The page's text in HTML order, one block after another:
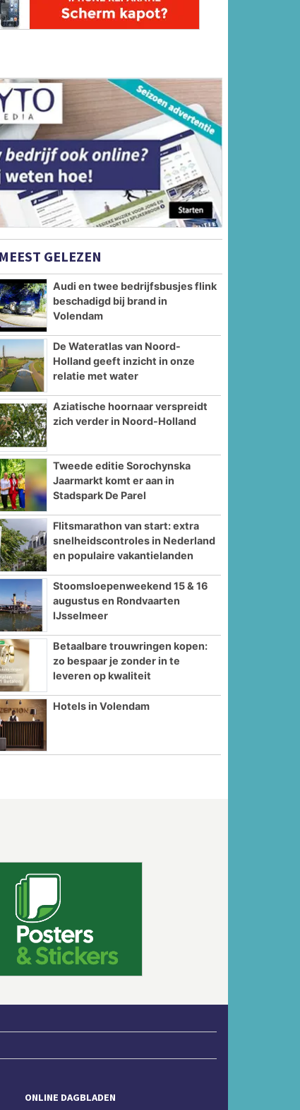
MEEST GELEZEN
Audi en twee bedrijfsbusjes flink
beschadigd bij brand in
Volendam
De Wateratlas van Noord-
Holland geeft inzicht in onze
relatie met water
Aziatische hoornaar verspreidt
zich verder in Noord-Holland
Tweede editie Sorochynska
Jaarmarkt komt er aan in
Stadspark De Parel
Flitsmarathon van start: extra
snelheidscontroles in Nederland
en populaire vakantielanden
Stoomsloepenweekend 15 & 16
augustus en Rondvaarten
IJsselmeer
Betaalbare trouwringen kopen:
zo bespaar je zonder in te
leveren op kwaliteit
Hotels in Volendam
ONLINE DAGBLADEN